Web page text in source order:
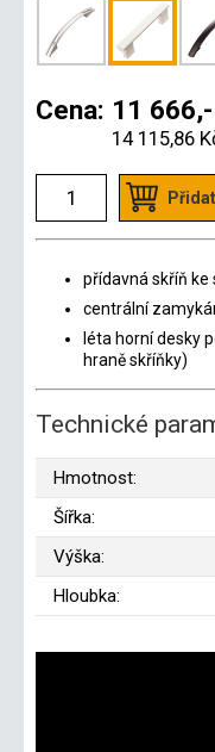
Cena: 11
14 115,86
přídavná skříň ke
centrální
léta horní desky
hraně skříňky)
Technické
Hmotnost:
Šířka:
Výška:
Hloubka: